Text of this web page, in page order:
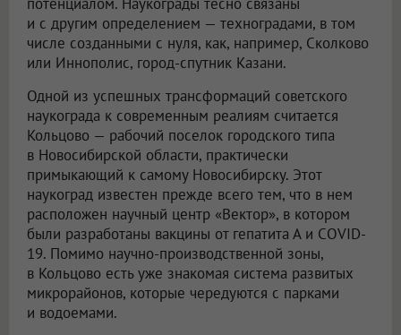
и с другим определением — техноградами, в том
числе созданными с нуля, как, например, Сколково
или Иннополис, город-спутник Казани.
Одной из успешных трансформаций советского
наукограда к современным реалиям считается
Кольцово — рабочий поселок городского типа
в Новосибирской области, практически
примыкающий к самому Новосибирску. Этот
наукоград известен прежде всего тем, что в нем
расположен научный центр «Вектор», в котором
были разработаны вакцины от гепатита А и COVID-
19. Помимо научно-производственной зоны,
в Кольцово есть уже знакомая система развитых
микрорайонов, которые чередуются с парками
и водоемами.